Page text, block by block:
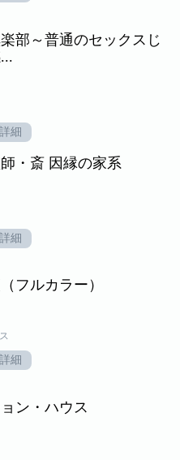
部～普通のセックスじ
詳細
・斎 因縁の家系
詳細
フルカラー）
詳細
ン・ハウス